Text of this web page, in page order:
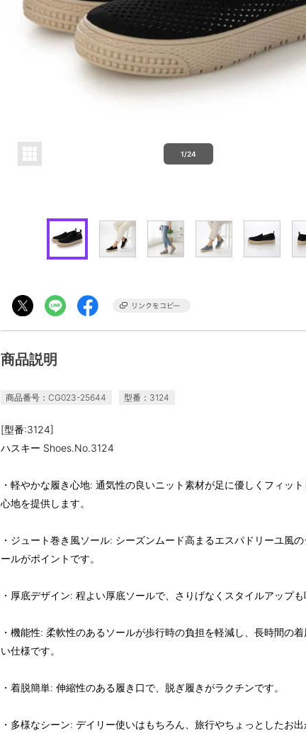
1/24
商品説明
商品番号：CG023-25644 型番：3124
[型番:3124]
ハスキー Shoes.No.3124
・軽やかな履き心地: 通気性の良いニット素材が足に優しくフィッ
心地を提供します。
・ジュート巻き風ソール: シーズンムード高まるエスパドリーユ風
ールがポイントです。
・厚底デザイン: 程よい厚底ソールで、さりげなくスタイルアップも
・機能性: 柔軟性のあるソールが歩行時の負担を軽減し、長時間の着
い仕様です。
・着脱簡単: 伸縮性のある履き口で、脱ぎ履きがラクチンです。
・多様なシーン: デイリー使いはもちろん、旅行やちょっとしたお